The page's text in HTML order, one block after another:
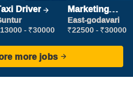
Driver
- ₹30000
Marketing
Executive
East-godavari
₹22500 - ₹30000
more jobs